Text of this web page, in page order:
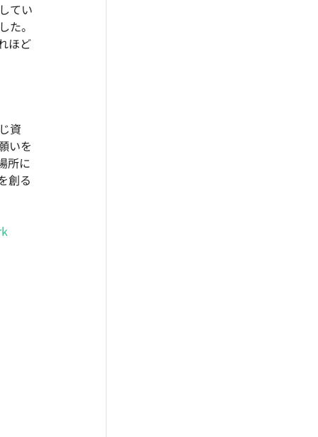
てい
。
ほど
資
いを
所に
創る